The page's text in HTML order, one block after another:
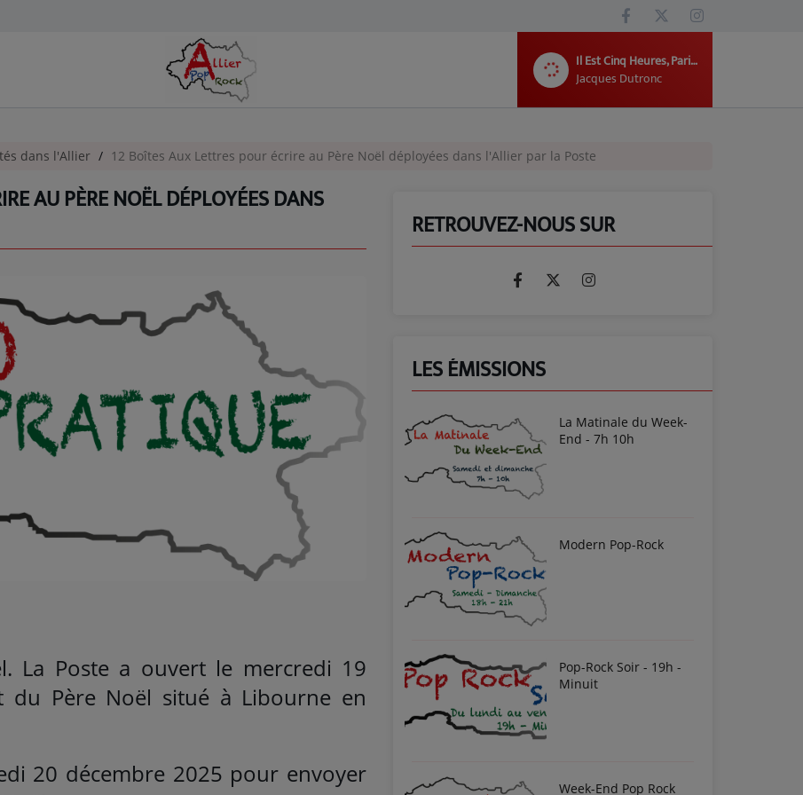
Il Est Cinq Heures, Paris S'Eveille
Jacques Dutronc
dans l'Allier 12 Boîtes Aux Lettres pour écrire au Père Noël déployées dans l'Allier par la Poste
AU PÈRE NOËL DÉPLOYÉES DANS
La Poste a ouvert le mercredi 19
du Père Noël situé à Libourne en
20 décembre 2025 pour envoyer
RETROUVEZ-NOUS SUR
LES ÉMISSIONS
La Matinale du Week-
End - 7h 10h
Modern Pop-Rock
Pop-Rock Soir - 19h -
Minuit
Week-End Pop Rock